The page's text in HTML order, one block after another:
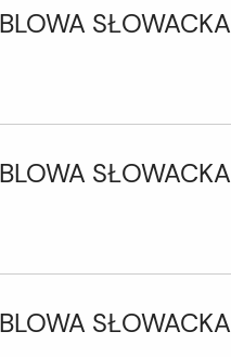
SŁOWACKA
SŁOWACKA
SŁOWACKA